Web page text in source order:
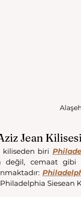
Jean
kiliseden biri
cemaat gibi
Siesean